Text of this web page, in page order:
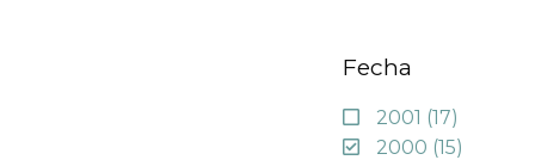
Fecha
2001 (17)
2000 (15)